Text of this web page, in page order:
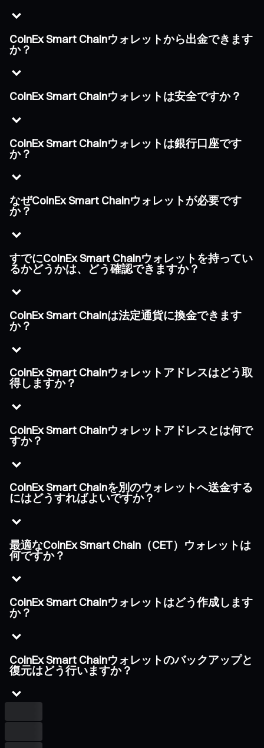
CoinEx Smart Chainウォレットから出金できます
か？
CoinEx Smart Chainウォレットは安全ですか？
CoinEx Smart Chainウォレットは銀行口座です
か？
なぜCoinEx Smart Chainウォレットが必要です
か？
すでにCoinEx Smart Chainウォレットを持ってい
るかどうかは、どう確認できますか？
CoinEx Smart Chainは法定通貨に換金できます
か？
CoinEx Smart Chainウォレットアドレスはどう取
得しますか？
CoinEx Smart Chainウォレットアドレスとは何で
すか？
CoinEx Smart Chainを別のウォレットへ送金する
にはどうすればよいですか？
最適なCoinEx Smart Chain（CET）ウォレットは
何ですか？
CoinEx Smart Chainウォレットはどう作成します
か？
CoinEx Smart Chainウォレットのバックアップと
復元はどう行いますか？